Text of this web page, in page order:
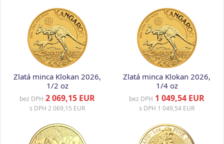
Zlatá minca Klokan 2026,
1/2 oz
bez DPH 2 069,15 EUR
s DPH 2 069,15 EUR
Zlatá minca Klokan 2026,
1/4 oz
bez DPH 1 049,54 EUR
s DPH 1 049,54 EUR